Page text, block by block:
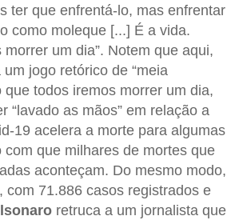
ter que enfrentá-lo, mas enfrentar
como moleque [...] É a vida.
um dia”. Notem que aqui,
um jogo retórico de “meia
que todos iremos morrer um dia,
“lavado as mãos” em relação a
19 acelera a morte para algumas
com que milhares de mortes que
aconteçam. Do mesmo modo,
com 71.886 casos registrados e
retruca a um jornalista que